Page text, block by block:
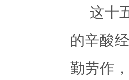
这十
的辛酸
勤劳作